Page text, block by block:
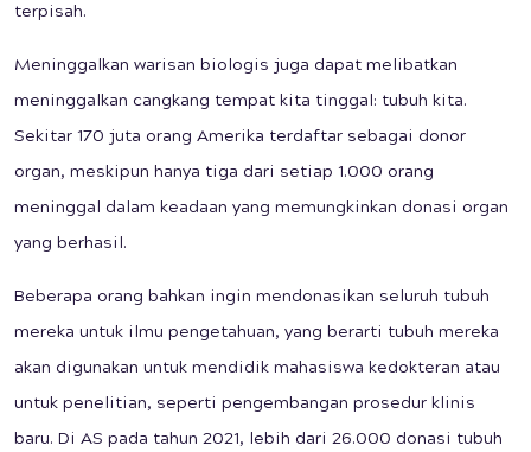
terpisah.
Meninggalkan warisan biologis juga dapat melibatkan
meninggalkan cangkang tempat kita tinggal: tubuh kita.
Sekitar 170 juta orang Amerika terdaftar sebagai donor
organ, meskipun hanya tiga dari setiap 1.000 orang
meninggal dalam keadaan yang memungkinkan donasi organ
yang berhasil.
Beberapa orang bahkan ingin mendonasikan seluruh tubuh
mereka untuk ilmu pengetahuan, yang berarti tubuh mereka
akan digunakan untuk mendidik mahasiswa kedokteran atau
untuk penelitian, seperti pengembangan prosedur klinis
baru. Di AS pada tahun 2021, lebih dari 26.000 donasi tubuh